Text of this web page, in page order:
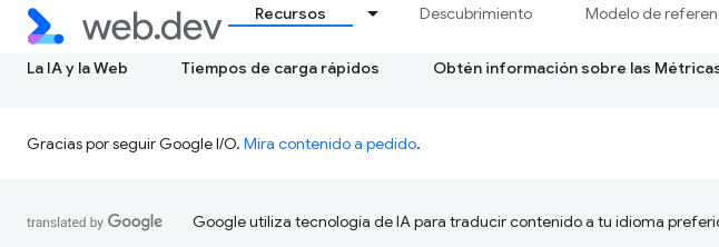
Recursos Descubrimiento Modelo de
La IA y la Web Tiempos de carga rápidos Obtén información sobre las
Gracias por seguir Google I/O. Mira contenido a pedido.
Google utiliza tecnología de IA para traducir contenido a tu idioma